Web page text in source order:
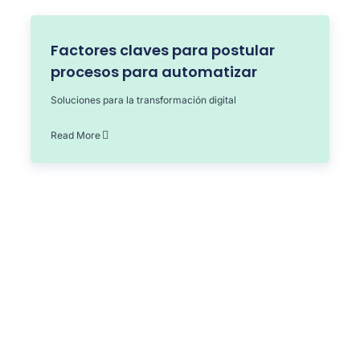
Factores claves para postular
procesos para automatizar
Soluciones para la transformación digital
Read More